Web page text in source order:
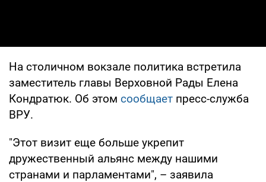
На столичном вокзале политика встретила
заместитель главы Верховной Рады Елена
Кондратюк. Об этом сообщает пресс-служба
ВРУ.
"Этот визит еще больше укрепит
дружественный альянс между нашими
странами и парламентами", – заявила